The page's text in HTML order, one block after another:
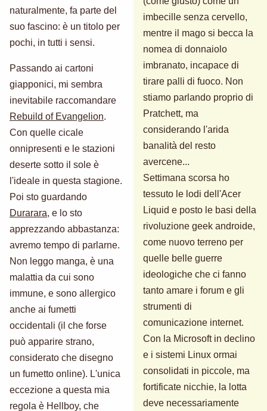
naturalmente, fa parte del
suo fascino: è un titolo per
pochi, in tutti i sensi.
Passando ai cartoni
giapponici, mi sembra
inevitabile raccomandare
Rebuild of Evangelion.
Con quelle cicale
onnipresenti e le stazioni
deserte sotto il sole è
l'ideale in questa stagione.
Poi sto guardando
Durarara, e lo sto
apprezzando abbastanza:
avremo tempo di parlarne.
Non leggo manga, è una
malattia da cui sono
immune, e sono allergico
anche ai fumetti
occidentali (il che forse
può apparire strano,
considerato che disegno
un fumetto online). L'unica
eccezione a questa mia
regola è Hellboy, che
imbecille senza cervello,
mentre il mago si becca la
nomea di donnaiolo
imbranato, incapace di
tirare palli di fuoco. Non
stiamo parlando proprio di
Pratchett, ma
considerando l'arida
banalità del resto
avercene...
Settimana scorsa ho
tessuto le lodi dell'Acer
Liquid e posto le basi della
rivoluzione geek androide,
come nuovo terreno per
quelle belle guerre
ideologiche che ci fanno
tanto amare i forum e gli
strumenti di
comunicazione internet.
Con la Microsoft in declino
e i sistemi Linux ormai
consolidati in piccole, ma
fortificate nicchie, la lotta
deve necessariamente